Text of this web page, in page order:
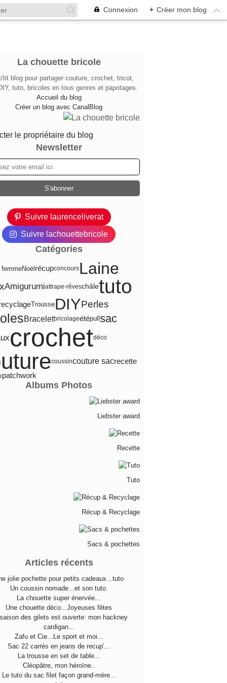
Connexion + Créer mon blog
La chouette bricole
blog pour partager couture, crochet, tricot,
tuto, bricoles en tous genres et papotages.
Accueil du blog
Créer un blog avec CanalBlog
le propriétaire du blog
Newsletter
Suivre laurenceliverat
Suivre lachouettebricole
Catégories
femmeNoëlrécupconcoursLaine
Amigurumiattrape-rêveschâletuto
TrousseDIYPerles
Braceletbricolageétépullsac
crochetdéco
coussincouture sacrecette
patchwork
Albums Photos
Liebster award
Recette
Tuto
Récup & Recyclage
Sacs & pochettes
Articles récents
jolie pochette pour petits cadeaux...tuto
Un coussin nomade...et son tuto.
La chouette super énervée...
Une chouette déco...Joyeuses fêtes
des gilets est ouverte: mon hackney
cardigan...
Zafu et Cie...Le sport et moi...
Sac 22 carrés en jeans de recup'...
La trousse en set de table...
Cléopâtre, mon héroïne..
Le tuto du sac filet façon grand-mère...